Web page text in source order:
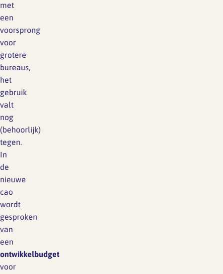
met
een
voorsprong
voor
grotere
bureaus,
het
gebruik
valt
nog
(behoorlijk)
tegen.
In
de
nieuwe
cao
wordt
gesproken
van
een
ontwikkelbudget
voor